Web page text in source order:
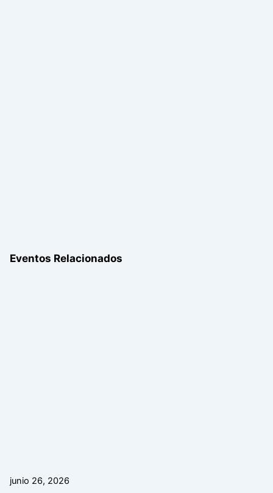
Eventos Relacionados
junio 26, 2026